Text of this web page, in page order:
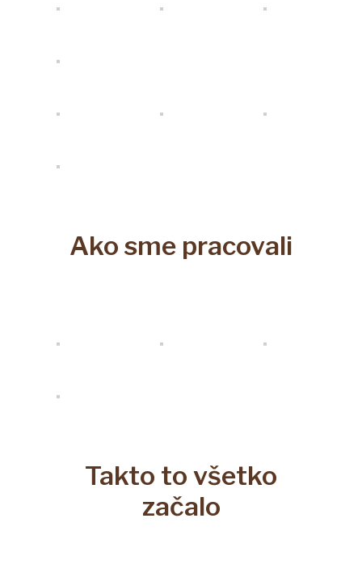
Ako sme pracovali
Takto to všetko
začalo